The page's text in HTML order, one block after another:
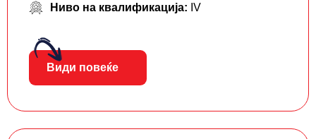
Ниво на квалификација: IV
Види повеќе